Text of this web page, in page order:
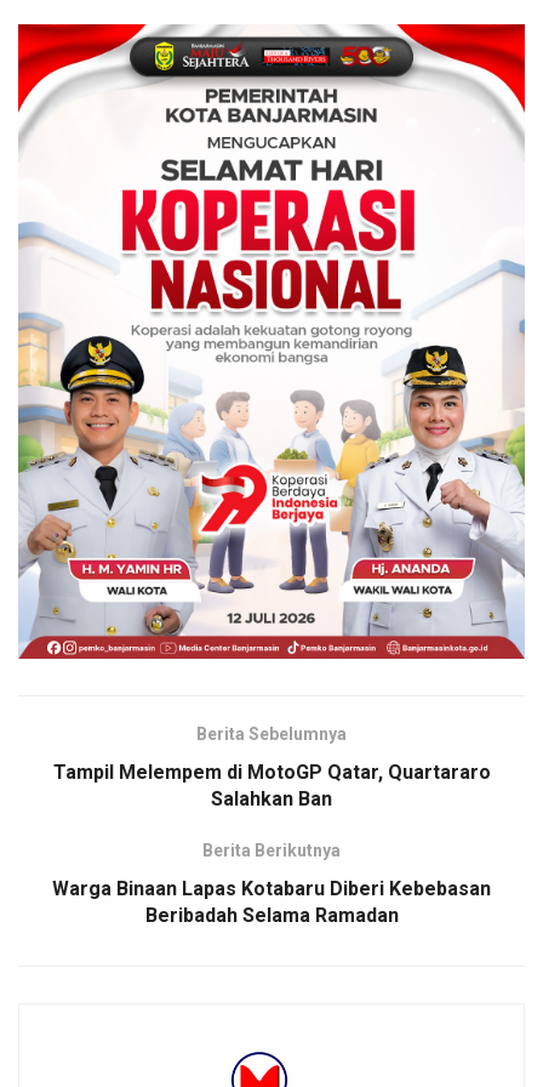
Berita Sebelumnya
Tampil Melempem di MotoGP Qatar, Quartararo
Salahkan Ban
Berita Berikutnya
Warga Binaan Lapas Kotabaru Diberi Kebebasan
Beribadah Selama Ramadan